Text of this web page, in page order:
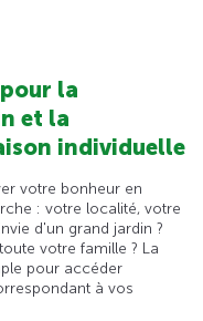
la
et la
individuelle
votre bonheur en
: votre localité, votre
d'un grand jardin ?
votre famille ? La
pour accéder
à vos